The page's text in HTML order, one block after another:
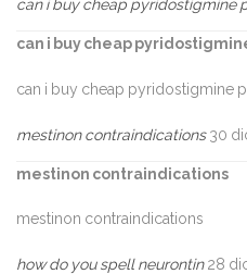
can i buy cheap pyridostigmine
can i buy cheap
can i buy cheap pyridostigmine
mestinon contraindications 30
mestinon contraindications
mestinon contraindications
how do you spell neurontin 28